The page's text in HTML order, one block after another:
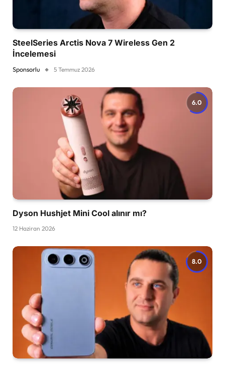
SteelSeries Arctis Nova 7 Wireless Gen 2
İncelemesi
Sponsorlu 5 Temmuz 2026
6.0
Dyson Hushjet Mini Cool alınır mı?
12 Haziran 2026
8.0